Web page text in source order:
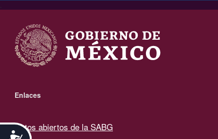
Accesibilidad
.
Enlaces
Datos abiertos de la SABG